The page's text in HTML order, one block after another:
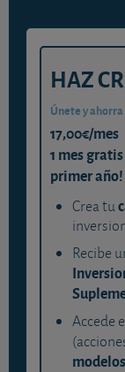
HAZ
Únete y ahorra
17,00€/mes
1 mes
primer año!
Crea tu
Recibe
Accede